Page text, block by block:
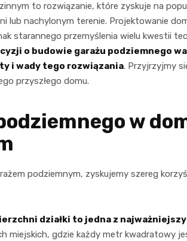
to rozwiązanie, które zyskuje na
lub nachylonym terenie. Projektowanie
starannego przemyślenia wielu kwestii
o budowie garażu podziemnego
i wady tego rozwiązania. Przyjrzyjmy
przyszłego domu.
w
podziemnym, zyskujemy szereg
działki to jedna z
miejskich, gdzie każdy metr kwadratowy